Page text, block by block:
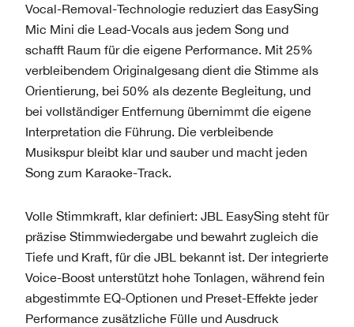
Vocal-Removal-Technologie reduziert das EasySing
Mic Mini die Lead-Vocals aus jedem Song und
schafft Raum für die eigene Performance. Mit 25%
verbleibendem Originalgesang dient die Stimme als
Orientierung, bei 50% als dezente Begleitung, und
bei vollständiger Entfernung übernimmt die eigene
Interpretation die Führung. Die verbleibende
Musikspur bleibt klar und sauber und macht jeden
Song zum Karaoke-Track.
Volle Stimmkraft, klar definiert: JBL EasySing steht für
präzise Stimmwiedergabe und bewahrt zugleich die
Tiefe und Kraft, für die JBL bekannt ist. Der integrierte
Voice-Boost unterstützt hohe Tonlagen, während fein
abgestimmte EQ-Optionen und Preset-Effekte jeder
Performance zusätzliche Fülle und Ausdruck